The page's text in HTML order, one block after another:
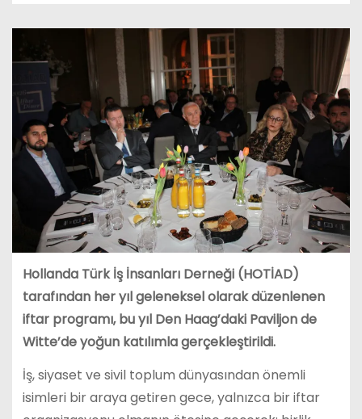
Hollanda Türk İş İnsanları Derneği (HOTİAD)
tarafından her yıl geleneksel olarak düzenlenen
iftar programı, bu yıl Den Haag’daki Paviljon de
Witte’de yoğun katılımla gerçekleştirildi.
İş, siyaset ve sivil toplum dünyasından önemli
isimleri bir araya getiren gece, yalnızca bir iftar